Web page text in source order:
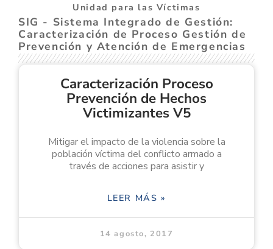
Unidad para las Víctimas
SIG - Sistema Integrado de Gestión:
Caracterización de Proceso Gestión de
Prevención y Atención de Emergencias
Caracterización Proceso
Prevención de Hechos
Victimizantes V5
Mitigar el impacto de la violencia sobre la
población víctima del conflicto armado a
través de acciones para asistir y
LEER MÁS »
14 agosto, 2017